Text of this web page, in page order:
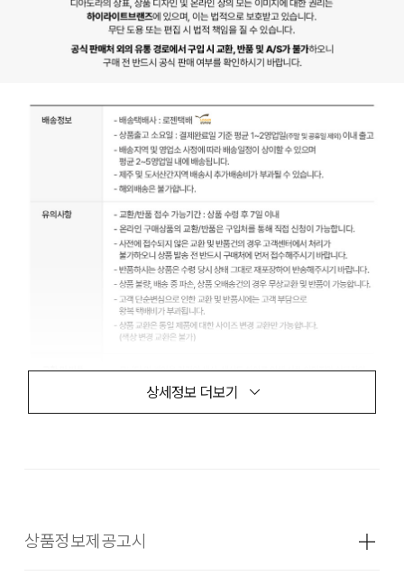
상세정보 더보기
상품정보제공고시